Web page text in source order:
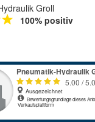
Groll
100% positiv